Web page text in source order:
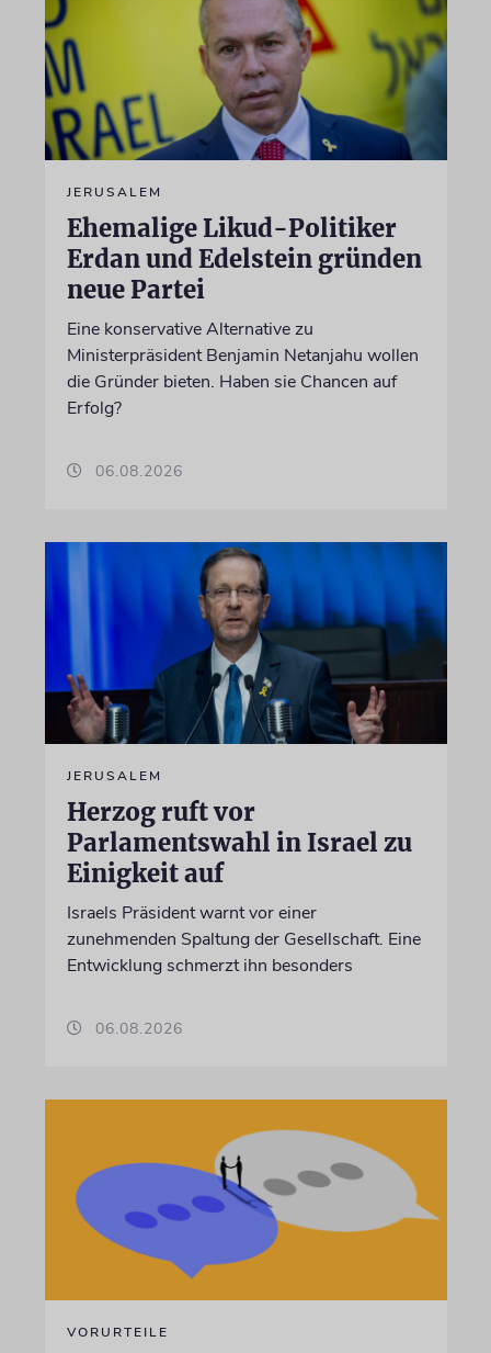
JERUSALEM
Ehemalige Likud-Politiker
Erdan und Edelstein gründen
neue Partei
Eine konservative Alternative zu
Ministerpräsident Benjamin Netanjahu wollen
die Gründer bieten. Haben sie Chancen auf
Erfolg?
06.08.2026
JERUSALEM
Herzog ruft vor
Parlamentswahl in Israel zu
Einigkeit auf
Israels Präsident warnt vor einer
zunehmenden Spaltung der Gesellschaft. Eine
Entwicklung schmerzt ihn besonders
06.08.2026
VORURTEILE